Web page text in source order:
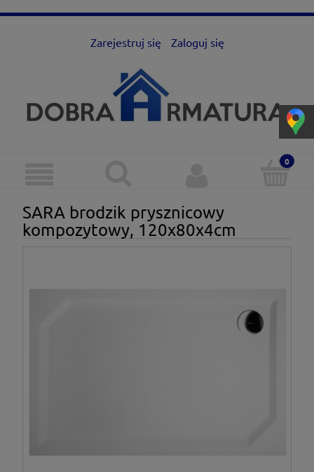
Zarejestruj się Zaloguj się
SARA brodzik prysznicowy
kompozytowy, 120x80x4cm